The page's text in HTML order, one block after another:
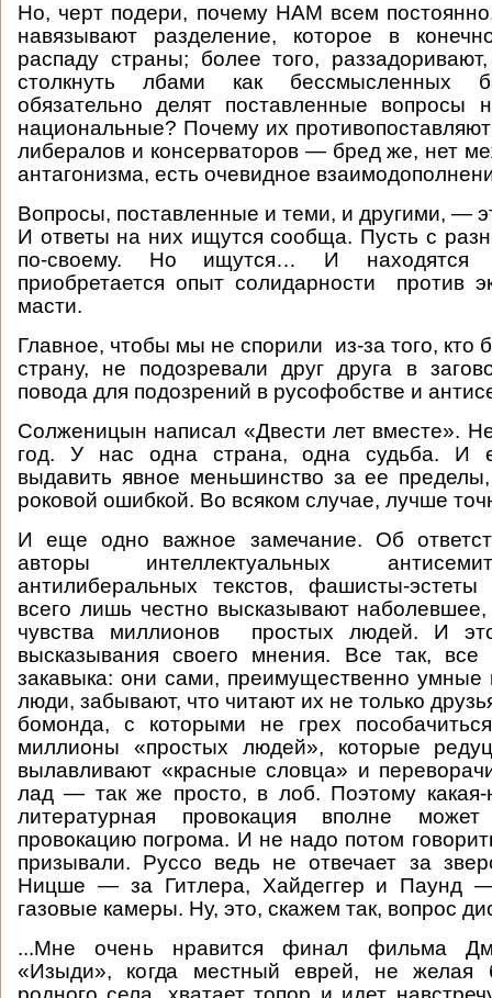
Но, черт подери, почему НАМ всем
навязывают разделение, которое в
распаду страны; более того,
столкнуть лбами как бессмысленных
обязательно делят поставленные вопросы
национальные? Почему их противопоставляют
либералов и консерваторов — бред же, нет
антагонизма, есть очевидное
Вопросы, поставленные и теми, и другими, —
И ответы на них ищутся сообща. Пусть с
по-своему. Но ищутся… И находятся
приобретается опыт солидарности против
масти.
Главное, чтобы мы не спорили из-за того, кто
страну, не подозревали друг друга в
повода для подозрений в русофобстве и
Солженицын написал «Двести лет вместе».
год. У нас одна страна, одна судьба. И
выдавить явное меньшинство за ее
роковой ошибкой. Во всяком случае, лучше
И еще одно важное замечание. Об
авторы интеллектуальных
антилиберальных текстов, фашисты-
всего лишь честно высказывают
чувства миллионов простых людей. И
высказывания своего мнения. Все так,
закавыка: они сами, преимущественно умные
люди, забывают, что читают их не только
бомонда, с которыми не грех
миллионы «простых людей», которые
вылавливают «красные словца» и
лад — так же просто, в лоб. Поэтому какая-
литературная провокация вполне
провокацию погрома. И не надо потом
призывали. Руссо ведь не отвечает за
Ницше — за Гитлера, Хайдеггер и Паунд
газовые камеры. Ну, это, скажем так, вопрос
...Мне очень нравится финал фильма
«Изыди», когда местный еврей, не желая